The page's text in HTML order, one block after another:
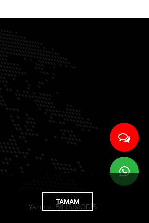
Yazılım: BİLİŞİMOFİS
TAMAM